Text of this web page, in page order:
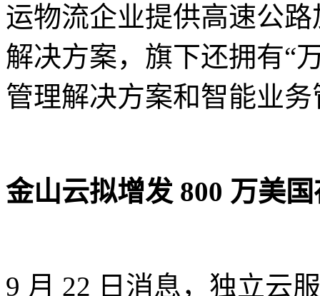
运物流企业提供高速公
解决方案，旗下还拥有“
管理解决方案和智能业
金山云拟增发 800 万美
9 月 22 日消息，独立云